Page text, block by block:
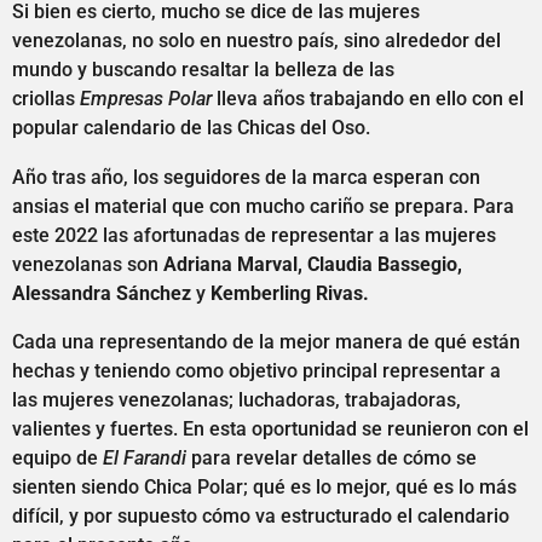
Si bien es cierto, mucho se dice de las mujeres
venezolanas, no solo en nuestro país, sino alrededor del
mundo y buscando resaltar la belleza de las
criollas Empresas Polar lleva años trabajando en ello con el
popular calendario de las Chicas del Oso.
Año tras año, los seguidores de la marca esperan con
ansias el material que con mucho cariño se prepara. Para
este 2022 las afortunadas de representar a las mujeres
venezolanas son Adriana Marval, Claudia Bassegio,
Alessandra Sánchez y Kemberling Rivas.
Cada una representando de la mejor manera de qué están
hechas y teniendo como objetivo principal representar a
las mujeres venezolanas; luchadoras, trabajadoras,
valientes y fuertes. En esta oportunidad se reunieron con el
equipo de El Farandi para revelar detalles de cómo se
sienten siendo Chica Polar; qué es lo mejor, qué es lo más
difícil, y por supuesto cómo va estructurado el calendario